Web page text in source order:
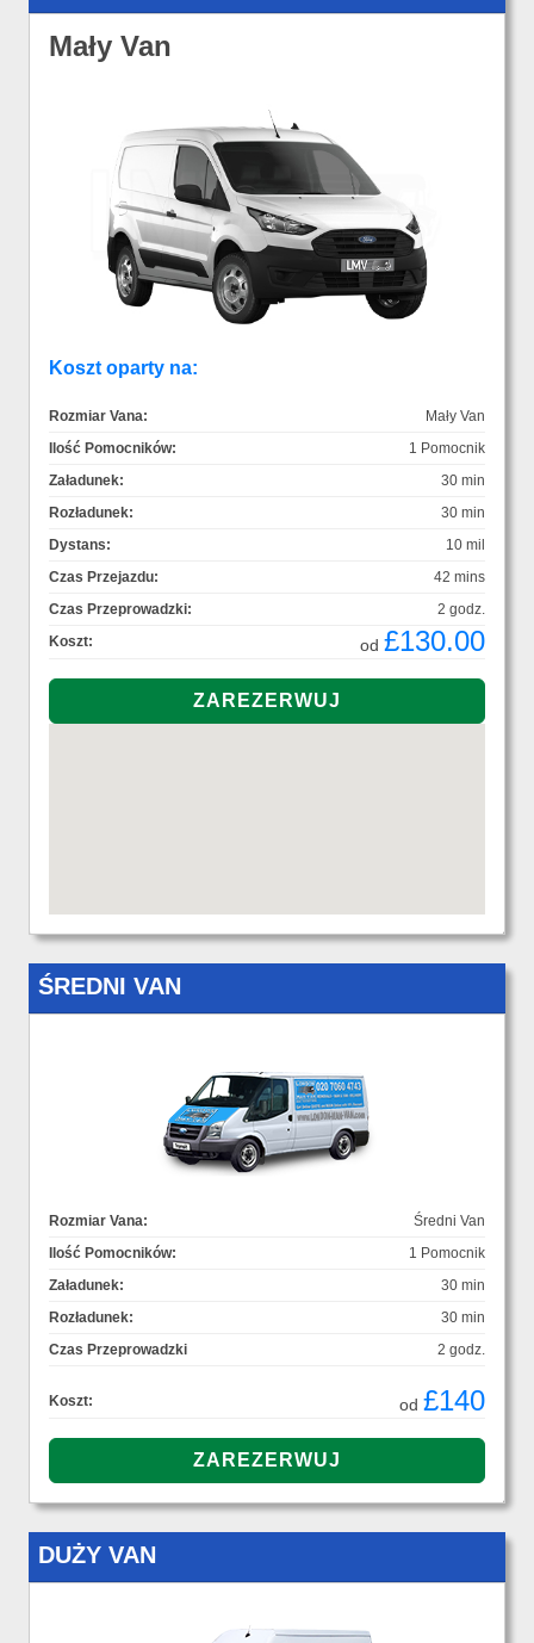
Mały Van
Koszt oparty na:
Rozmiar Vana:
Mały Van
Ilość Pomocników:
1 Pomocnik
Załadunek:
30 min
Rozładunek:
30 min
Dystans:
10 mil
Czas Przejazdu:
42 mins
Czas Przeprowadzki:
2 godz.
Koszt:
od £130.00
ŚREDNI VAN
Rozmiar Vana:
Średni Van
Ilość Pomocników:
1 Pomocnik
Załadunek:
30 min
Rozładunek:
30 min
Czas Przeprowadzki
2 godz.
Koszt: od £140
DUŻY VAN